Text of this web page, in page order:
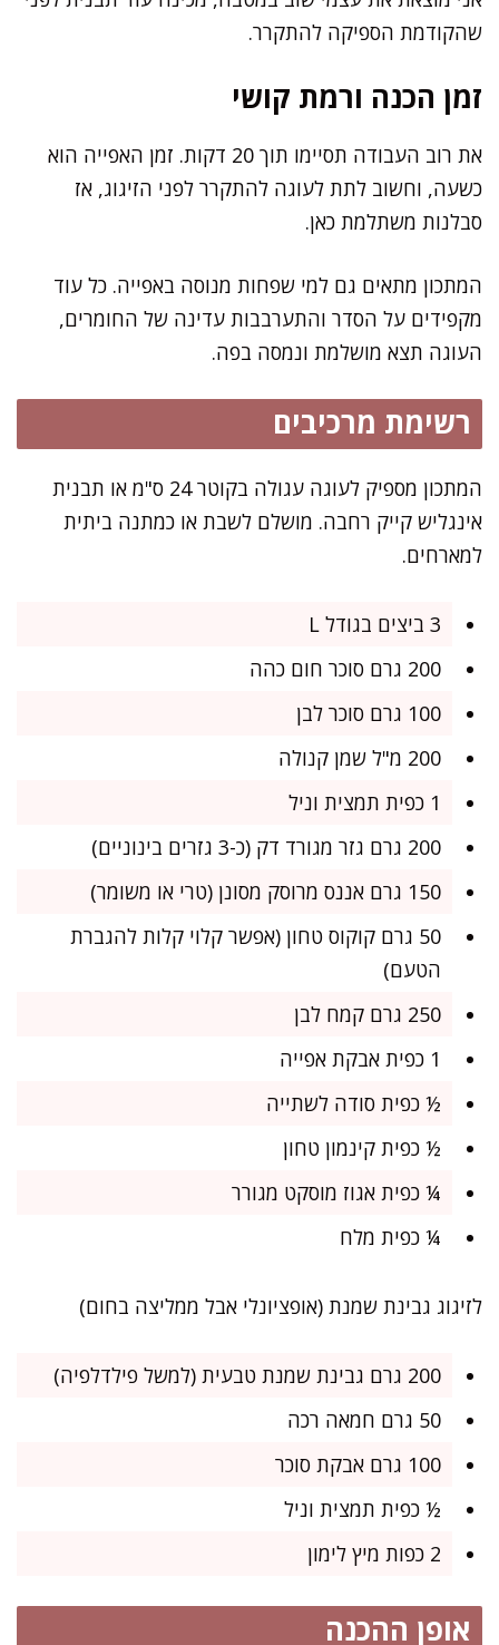
שהקודמת הספיקה להתקרר.
זמן הכנה ורמת קושי
את רוב העבודה תסיימו תוך 20 דקות. זמן האפייה הוא
כשעה, וחשוב לתת לעוגה להתקרר לפני הזיגוג, אז
סבלנות משתלמת כאן.
המתכון מתאים גם למי שפחות מנוסה באפייה. כל עוד
מקפידים על הסדר והתערבבות עדינה של החומרים,
העוגה תצא מושלמת ונמסה בפה.
רשימת מרכיבים
המתכון מספיק לעוגה עגולה בקוטר 24 ס"מ או תבנית
אינגליש קייק רחבה. מושלם לשבת או כמתנה ביתית
למארחים.
3 ביצים בגודל L
200 גרם סוכר חום כהה
100 גרם סוכר לבן
200 מ"ל שמן קנולה
1 כפית תמצית וניל
200 גרם גזר מגורד דק (כ-3 גזרים בינוניים)
150 גרם אננס מרוסק מסונן (טרי או משומר)
50 גרם קוקוס טחון (אפשר קלוי קלות להגברת
הטעם)
250 גרם קמח לבן
1 כפית אבקת אפייה
½ כפית סודה לשתייה
½ כפית קינמון טחון
¼ כפית אגוז מוסקט מגורר
¼ כפית מלח
לזיגוג גבינת שמנת (אופציונלי אבל ממליצה בחום)
200 גרם גבינת שמנת טבעית (למשל פילדלפיה)
50 גרם חמאה רכה
100 גרם אבקת סוכר
½ כפית תמצית וניל
2 כפות מיץ לימון
אופן ההכנה